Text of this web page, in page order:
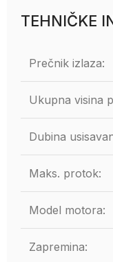
TEHNIČKE
Prečnik izlaza:
Ukupna visina
Dubina
Maks. protok:
Model motora:
Zapremina: